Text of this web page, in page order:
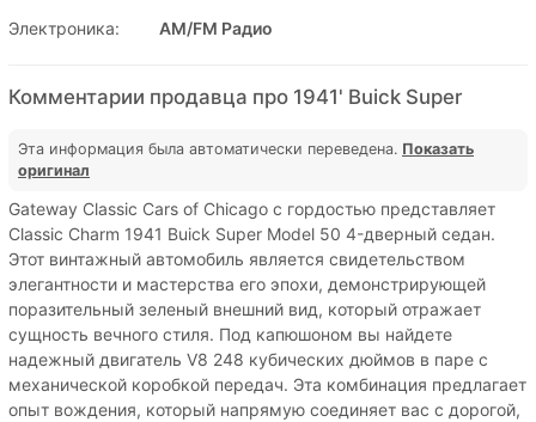
Электроника:
AM/FM Радио
Комментарии продавца про 1941' Buick Super
Эта информация была автоматически переведена. Показать
оригинал
Gateway Classic Cars of Chicago с гордостью представляет
Classic Charm 1941 Buick Super Model 50 4-дверный седан.
Этот винтажный автомобиль является свидетельством
элегантности и мастерства его эпохи, демонстрирующей
поразительный зеленый внешний вид, который отражает
сущность вечного стиля. Под капюшоном вы найдете
надежный двигатель V8 248 кубических дюймов в паре с
механической коробкой передач. Эта комбинация предлагает
опыт вождения, который напрямую соединяет вас с дорогой,